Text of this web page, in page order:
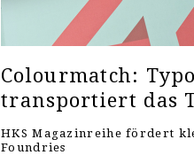
Colourmatch:
transportiert das
HKS Magazinreihe fördert
Foundries